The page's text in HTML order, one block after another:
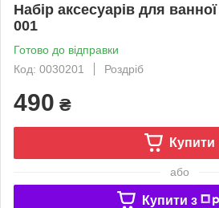
Набір аксесуарів для
001
Готово до відправки
Код: 0030201
Роздріб
490 ₴
Купити
або
Купити з